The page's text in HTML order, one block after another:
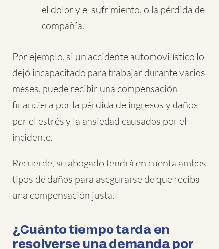
el dolor y el sufrimiento, o la pérdida de
compañía.
Por ejemplo, si un accidente automovilístico lo
dejó incapacitado para trabajar durante varios
meses, puede recibir una compensación
financiera por la pérdida de ingresos y daños
por el estrés y la ansiedad causados por el
incidente.
Recuerde, su abogado tendrá en cuenta ambos
tipos de daños para asegurarse de que reciba
una compensación justa.
¿Cuánto tiempo tarda en
resolverse una demanda por